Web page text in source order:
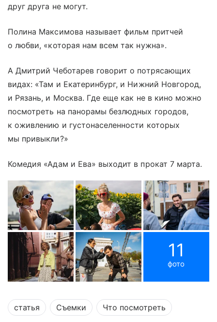
друг друга не могут.
Полина Максимова называет фильм притчей
о любви, «которая нам всем так нужна».
А Дмитрий Чеботарев говорит о потрясающих
видах: «Там и Екатеринбург, и Нижний Новгород,
и Рязань, и Москва. Где еще как не в кино можно
посмотреть на панорамы безлюдных городов,
к оживлению и густонаселенности которых
мы привыкли?»
Комедия «Адам и Ева» выходит в прокат 7 марта.
11
фото
статья Съемки Что посмотреть